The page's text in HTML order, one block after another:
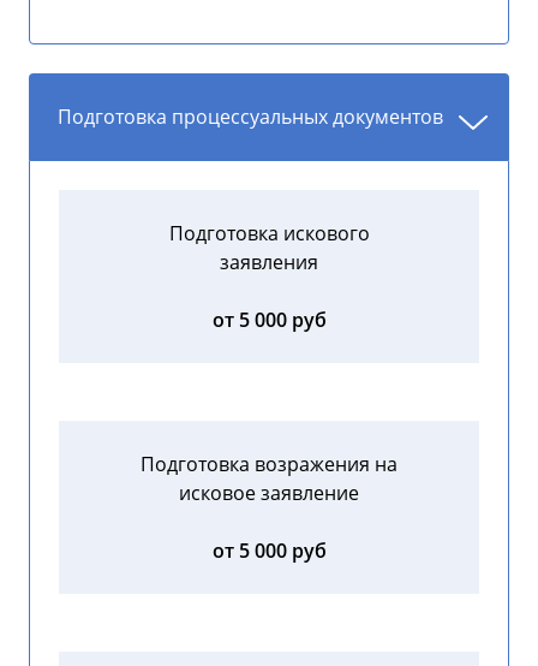
Подготовка процессуальных документов
Подготовка искового
заявления
от 5 000 руб
Подготовка возражения на
исковое заявление
от 5 000 руб